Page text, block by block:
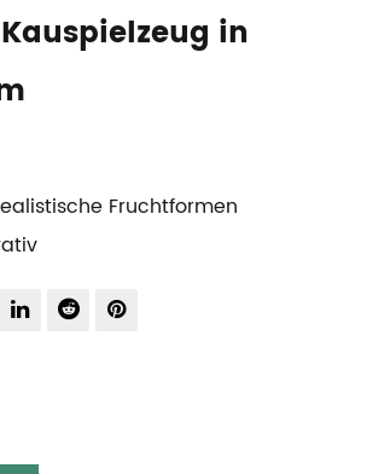
in
Fruchtformen